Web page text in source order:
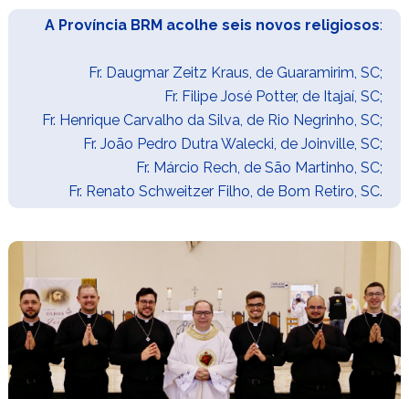
A Província BRM acolhe seis novos religiosos:
Fr. Daugmar Zeitz Kraus, de Guaramirim, SC;
Fr. Filipe José Potter, de Itajaí, SC;
Fr. Henrique Carvalho da Silva, de Rio Negrinho, SC;
Fr. João Pedro Dutra Walecki, de Joinville, SC;
Fr. Márcio Rech, de São Martinho, SC;
Fr. Renato Schweitzer Filho, de Bom Retiro, SC.